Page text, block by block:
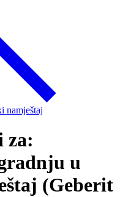
namještaj
za:
u
(Geberit